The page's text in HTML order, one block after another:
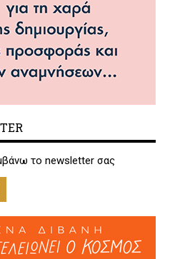
το newsletter σας